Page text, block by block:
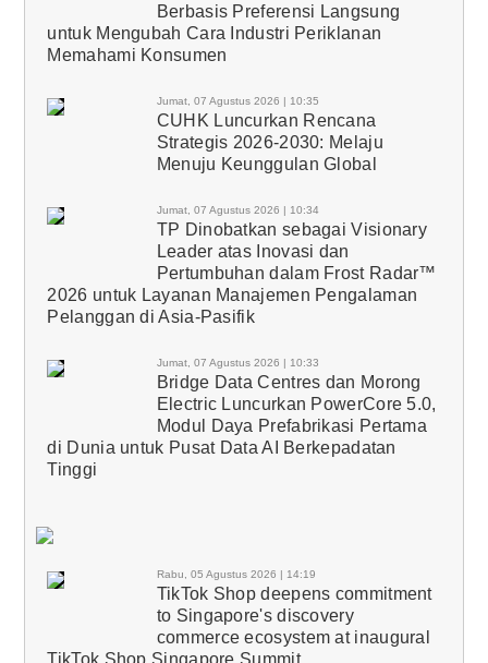
Berbasis Preferensi Langsung
untuk Mengubah Cara Industri Periklanan
Memahami Konsumen
Jumat, 07 Agustus 2026 | 10:35
CUHK Luncurkan Rencana
Strategis 2026-2030: Melaju
Menuju Keunggulan Global
Jumat, 07 Agustus 2026 | 10:34
TP Dinobatkan sebagai Visionary
Leader atas Inovasi dan
Pertumbuhan dalam Frost Radar™
2026 untuk Layanan Manajemen Pengalaman
Pelanggan di Asia-Pasifik
Jumat, 07 Agustus 2026 | 10:33
Bridge Data Centres dan Morong
Electric Luncurkan PowerCore 5.0,
Modul Daya Prefabrikasi Pertama
di Dunia untuk Pusat Data AI Berkepadatan
Tinggi
Rabu, 05 Agustus 2026 | 14:19
TikTok Shop deepens commitment
to Singapore's discovery
commerce ecosystem at inaugural
TikTok Shop Singapore Summit